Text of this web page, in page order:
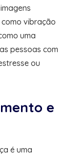
vibração
uma
pessoas com
ou
e
é uma